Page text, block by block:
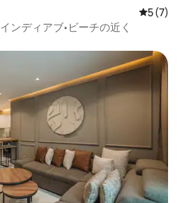
レビュー
5 (7)
ンディアブ•ビーチの近く